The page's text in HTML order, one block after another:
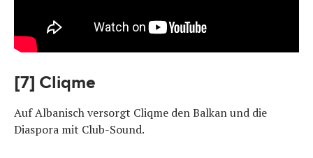
[7] Cliqme
Auf Albanisch versorgt Cliqme den Balkan und die
Diaspora mit Club-Sound.